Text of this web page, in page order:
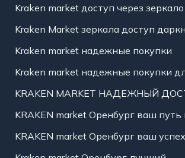
Kraken market доступ через зеркало
Kraken Market зеркала доступ
Kraken market надежные покупки
Kraken market надежные покупки
KRAKEN MARKET НАДЕЖНЫЙ
KRAKEN market Оренбург ваш путь
KRAKEN market Оренбург ваш успех